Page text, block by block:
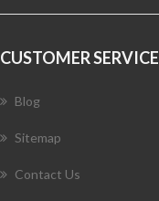
CUSTOMER SERVICE
Blog
Sitemap
Contact Us